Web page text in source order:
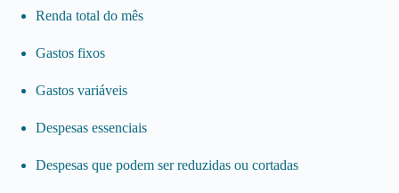
Renda total do mês
Gastos fixos
Gastos variáveis
Despesas essenciais
Despesas que podem ser reduzidas ou cortadas